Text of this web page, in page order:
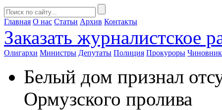
Главная О нас Статьи Архив Контакты
Заказать журналистское
Олигархи Министры Депутаты Полиция Прокуроры
Белый дом признал
Ормузского пролива